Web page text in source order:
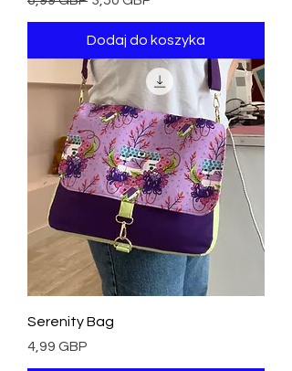
Dodaj do koszyka
Serenity Bag
Cena
4,99 GBP